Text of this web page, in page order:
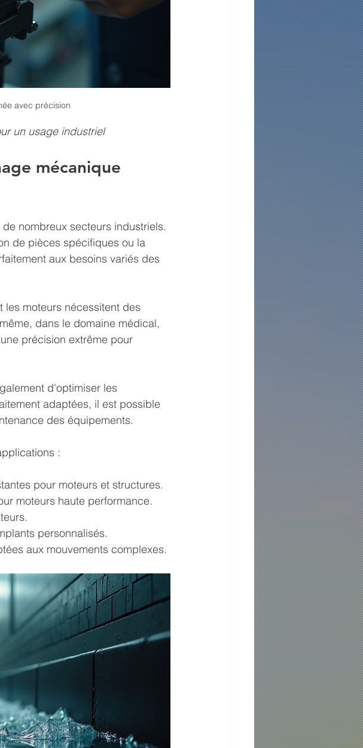
avec précision
un usage industriel
mécanique
nombreux secteurs industriels.
de pièces spécifiques ou la
aux besoins variés des
les moteurs nécessitent des
dans le domaine médical,
précision extrême pour
d'optimiser les
adaptées, il est possible
des équipements.
:
pour moteurs et structures.
moteurs haute performance.
personnalisés.
aux mouvements complexes.